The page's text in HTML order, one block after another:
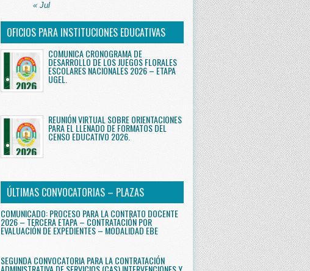
« Jul
OFICIOS PARA INSTITUCIONES EDUCATIVAS
COMUNICA CRONOGRAMA DE
DESARROLLO DE LOS JUEGOS FLORALES
ESCOLARES NACIONALES 2026 – ETAPA
UGEL.
REUNIÓN VIRTUAL SOBRE ORIENTACIONES
PARA EL LLENADO DE FORMATOS DEL
CENSO EDUCATIVO 2026.
ÚLTIMAS CONVOCATORIAS – PLAZAS
COMUNICADO: PROCESO PARA LA CONTRATO DOCENTE
2026 – TERCERA ETAPA – CONTRATACIÓN POR
EVALUACIÓN DE EXPEDIENTES – MODALIDAD EBE
SEGUNDA CONVOCATORIA PARA LA CONTRATACIÓN